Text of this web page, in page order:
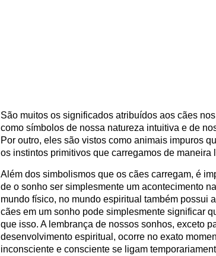
São muitos os significados atribuídos aos cães
como símbolos de nossa natureza intuitiva e de
Por outro, eles são vistos como animais impuros
os instintos primitivos que carregamos de maneira
Além dos simbolismos que os cães carregam, é
de o sonho ser simplesmente um acontecimento
mundo físico, no mundo espiritual também possui
cães em um sonho pode simplesmente significar
que isso. A lembrança de nossos sonhos, exceto
desenvolvimento espiritual, ocorre no exato
inconsciente e consciente se ligam